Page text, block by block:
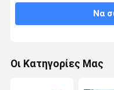
Να
Οι Κατηγορίες Μας